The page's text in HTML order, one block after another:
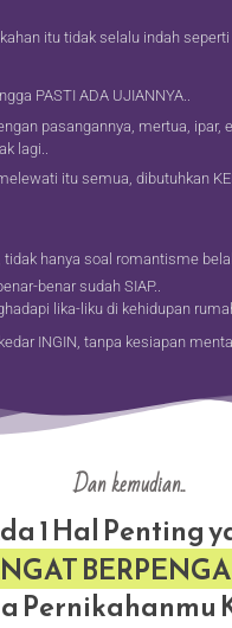
itu tidak selalu indah
PASTI ADA UJIANNYA..
pasangannya, mertua, ipar,
lagi..
itu semua, dibutuhkan
hanya soal romantisme
benar sudah SIAP..
lika-liku di kehidupan
INGIN, tanpa kesiapan
Dan kemudian..
1 Hal Penting
Pernikahanmu